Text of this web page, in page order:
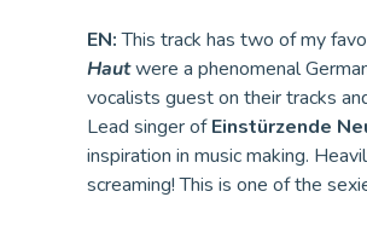
EN:This track has two of my
Hautwere a phenomenal
vocalists guest on their tracks
Lead singer ofEinstürzende
inspiration in music making.
screaming! This is one of the